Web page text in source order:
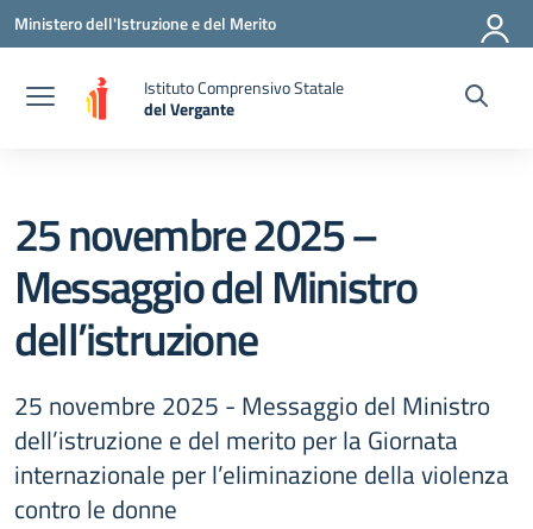
Vai ai contenuti
Vai al menu di navigazione
Vai al footer
Ministero dell'Istruzione e del Merito
Istituto Comprensivo Statale
del Vergante
— Visita la pagina iniziale della scuola
25 novembre 2025 –
Messaggio del Ministro
dell’istruzione
25 novembre 2025 - Messaggio del Ministro
dell’istruzione e del merito per la Giornata
internazionale per l’eliminazione della violenza
contro le donne